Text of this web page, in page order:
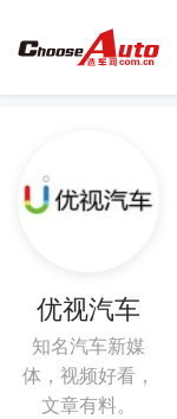
优视汽车
知名汽车新媒
体，视频好看，
文章有料。